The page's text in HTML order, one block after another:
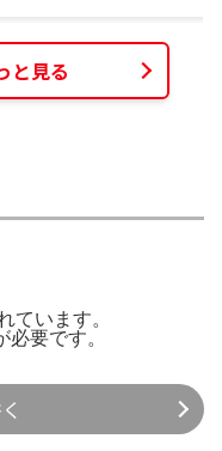
と見る
ています。
必要です。